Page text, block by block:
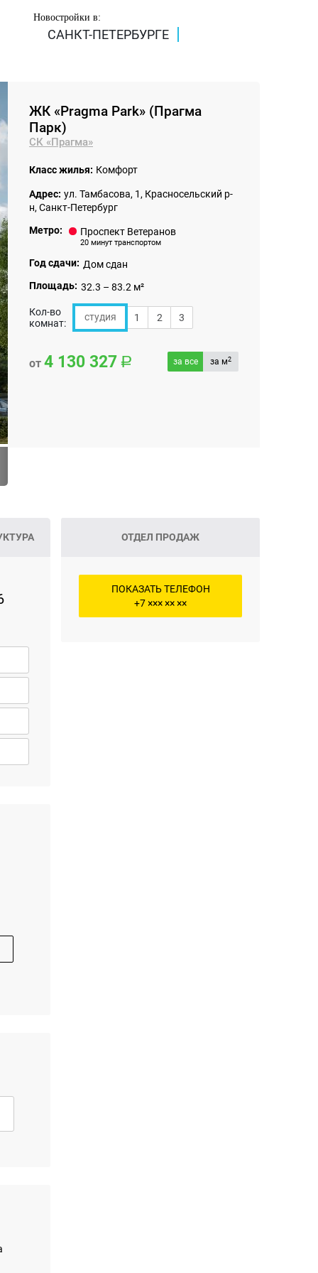
Новостройки в:
САНКТ-ПЕТЕРБУРГЕ
ЖК «Pragma Park» (Прагма
Парк)
СК «Прагма»
Класс жилья: Комфорт
Адрес: ул. Тамбасова, 1, Красносельский р-
н, Санкт-Петербург
Метро:
Проспект Ветеранов
20 минут транспортом
Год сдачи: Дом сдан
Площадь: 32.3 – 83.2 м²
Кол-во
комнат:
студия 1 2 3
от 4 130 327 за все за м2
ОТДЕЛ ПРОДАЖ
ПОКАЗАТЬ ТЕЛЕФОН
+7 ××× ×× ××